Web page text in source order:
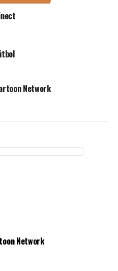
Network
Network